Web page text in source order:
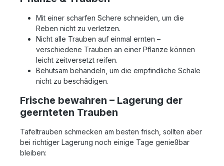
Mit einer scharfen Schere schneiden, um die
Reben nicht zu verletzen.
Nicht alle Trauben auf einmal ernten –
verschiedene Trauben an einer Pflanze können
leicht zeitversetzt reifen.
Behutsam behandeln, um die empfindliche Schale
nicht zu beschädigen.
Frische bewahren – Lagerung der
geernteten Trauben
Tafeltrauben schmecken am besten frisch, sollten aber
bei richtiger Lagerung noch einige Tage genießbar
bleiben: